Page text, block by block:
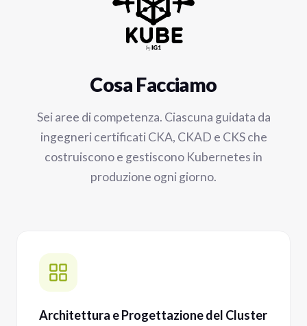
Cosa Facciamo
Sei aree di competenza. Ciascuna guidata da
ingegneri certificati CKA, CKAD e CKS che
costruiscono e gestiscono Kubernetes in
produzione ogni giorno.
Architettura e Progettazione del Cluster